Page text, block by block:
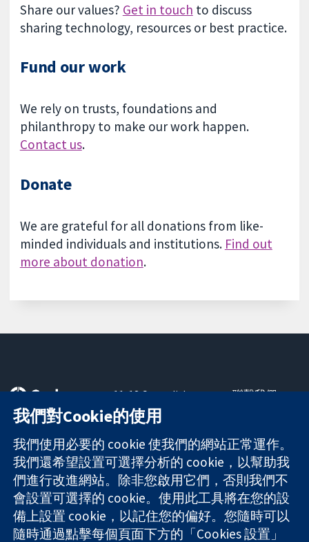
Share our values? Get in touch to discuss
sharing technology, resources or best practice.
Fund our work
We rely on trusts, foundations and
philanthropy to make our work happen.
Contact us.
Donate
We are grateful for all donations from like-
minded individuals and institutions. Find out
more about donation.
可信任實證
知情決定
更完善的健康照
護
11-13 Cavendish
Square
London
W1G 0AN
United Kingdom
聯繫我們
關於我們
工作機會
Cochrane
Library
The Cochrane Collaboration is a charity (no. 1045921) and a
我們對Cookie的使用
我們使用必要的 cookie 使我們的網站正常運作。
我們還希望設置可選擇分析的 cookie，以幫助我
們進行改進網站。除非您啟用它們，否則我們不
會設置可選擇的 cookie。使用此工具將在您的設
備上設置 cookie，以記住您的偏好。您隨時可以
隨時通過點擊每個頁面下方的「Cookies 設置」